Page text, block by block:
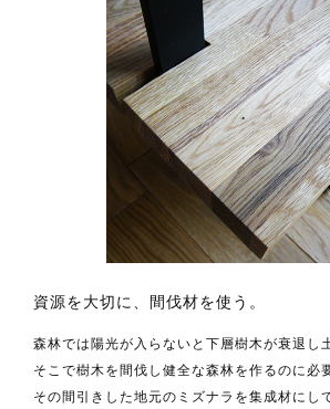
資源を大切に、間伐材を使う。
森林では陽光が入らないと下層樹木が衰退し
そこで樹木を間伐し健全な森林を作るのに必
その間引きした地元のミズナラを集成材にし